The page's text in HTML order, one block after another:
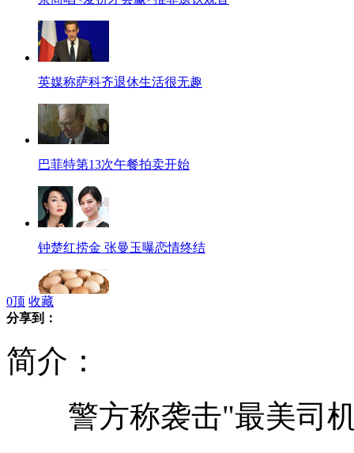
英媒称萨科齐退休生活很无趣
巴菲特第13次午餐拍卖开始
钟楚红捞金 张曼玉曝恋情终结
社会各界吊唁"最美司机"吴斌
0顶 收藏
分享到：
简介：
警方称袭击"最美司机